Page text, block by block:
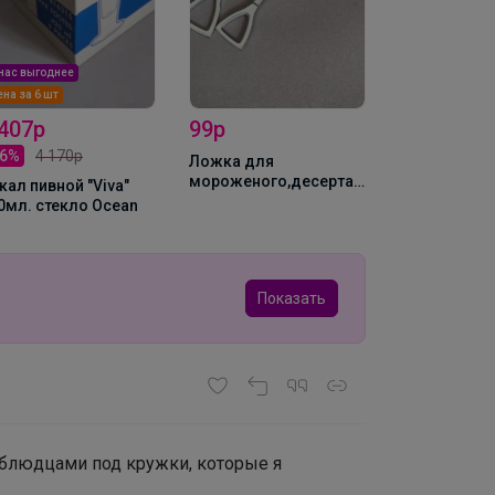
за 6 шт
выгоднее
4 170р
пивной "Viva"
стекло Ocean
99р
Ложка для
мороженого,десерта
Показать
под кружки, которые я